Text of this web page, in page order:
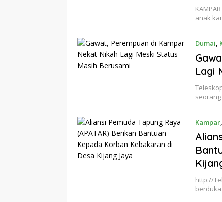
anak
Dumai,
Lagi
Kampar,
http://